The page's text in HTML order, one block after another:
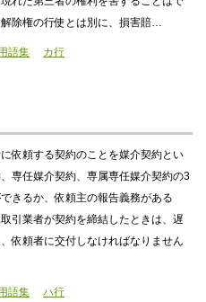
除権の行使とは別に、損害賠…
語集 カ行
依頼する契約のことを媒介契約とい
専任媒介契約、専属専任媒介契約の3
きるか、依頼主の報告義務がある
引業者が契約を締結したときは、遅
依頼者に交付しなければなりません
語集 ハ行